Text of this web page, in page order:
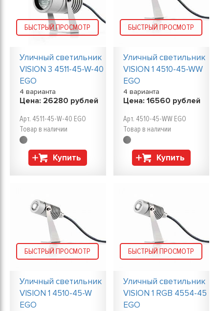
БЫСТРЫЙ ПРОСМОТР
Уличный светильник
VISION 3 4511-45-W-40
EGO
4 варианта
Цена: 26280 рублей
Арт. 4511-45-W-40 EGO
Товар в наличии
Купить
БЫСТРЫЙ ПРОСМОТР
Уличный светильник
VISION 1 4510-45-WW
EGO
4 варианта
Цена: 16560 рублей
Арт. 4510-45-WW EGO
Товар в наличии
Купить
БЫСТРЫЙ ПРОСМОТР
Уличный светильник
VISION 1 4510-45-W
EGO
БЫСТРЫЙ ПРОСМОТР
Уличный светильник
VISION 1 RGB 4554-45
EGO